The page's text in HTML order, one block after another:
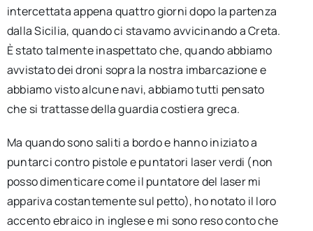
intercettata appena quattro giorni dopo la partenza
dalla Sicilia, quando ci stavamo avvicinando a Creta.
È stato talmente inaspettato che, quando abbiamo
avvistato dei droni sopra la nostra imbarcazione e
abbiamo visto alcune navi, abbiamo tutti pensato
che si trattasse della guardia costiera greca.
Ma quando sono saliti a bordo e hanno iniziato a
puntarci contro pistole e puntatori laser verdi (non
posso dimenticare come il puntatore del laser mi
appariva costantemente sul petto), ho notato il loro
accento ebraico in inglese e mi sono reso conto che